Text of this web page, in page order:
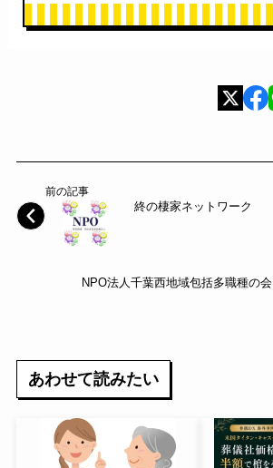
前の記事
終の棲家ネットワーク
NPO法人千葉西地域包括多職種の会
あわせて読みたい